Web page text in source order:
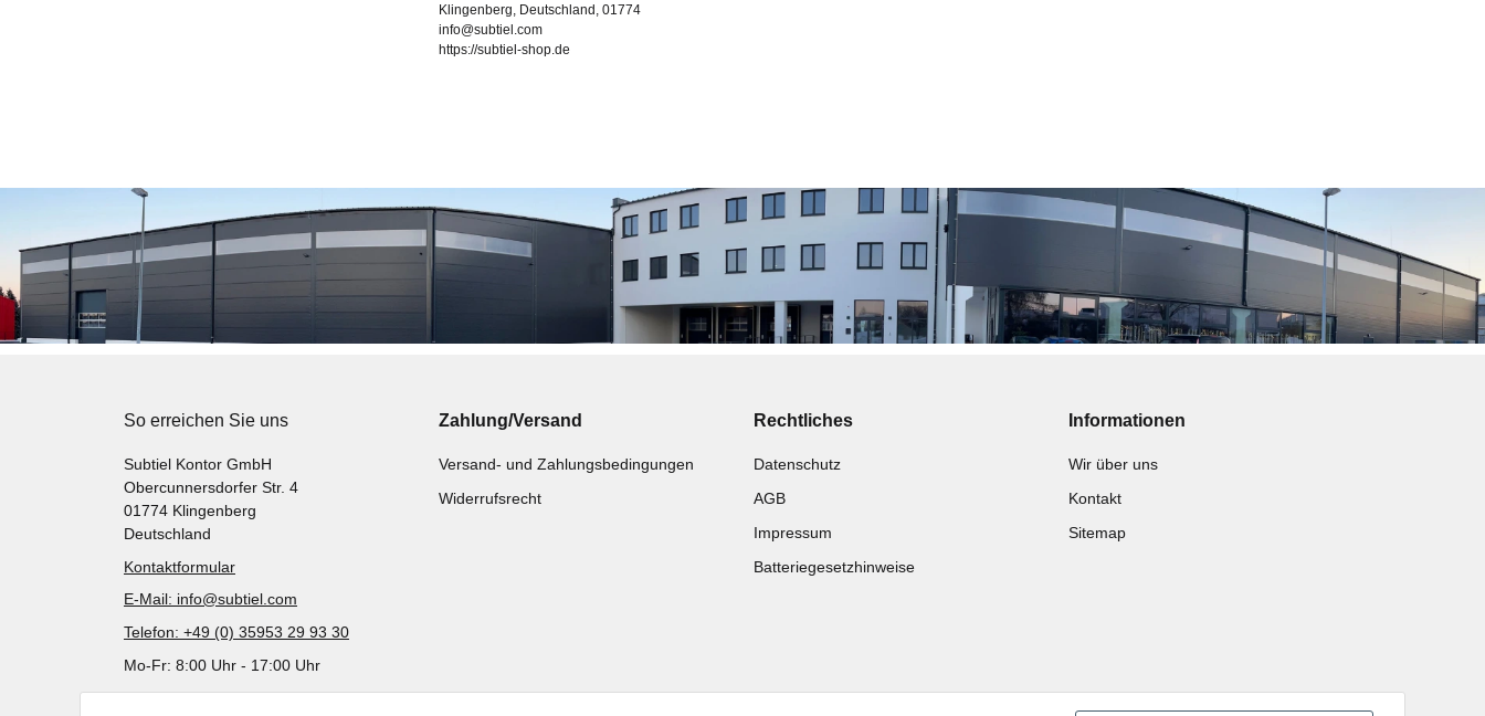
Klingenberg, Deutschland, 01774
info@subtiel.com
https://subtiel-shop.de
So erreichen Sie uns
Subtiel Kontor GmbH
Obercunnersdorfer Str. 4
01774 Klingenberg
Deutschland
Kontaktformular
E-Mail: info@subtiel.com
Telefon: +49 (0) 35953 29 93 30
Mo-Fr: 8:00 Uhr - 17:00 Uhr
Zahlung/Versand
Versand- und Zahlungsbedingungen
Widerrufsrecht
Rechtliches
Datenschutz
AGB
Impressum
Batteriegesetzhinweise
Informationen
Wir über uns
Kontakt
Sitemap